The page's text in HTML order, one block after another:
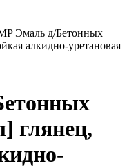
Эмаль д/Бетонных
алкидно-уретановая
глянец,